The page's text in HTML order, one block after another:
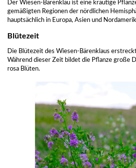
Der Wiesen-Bärenklau ist eine krautige
gemäßigten Regionen der nördlichen
hauptsächlich in Europa, Asien und
Blütezeit
Die Blütezeit des Wiesen-Bärenklaus
Während dieser Zeit bildet die Pflanze große
rosa Blüten.